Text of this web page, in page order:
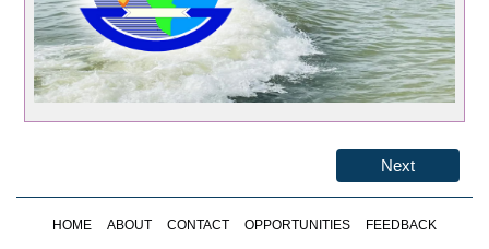
Next
HOME ABOUT CONTACT OPPORTUNITIES FEEDBACK